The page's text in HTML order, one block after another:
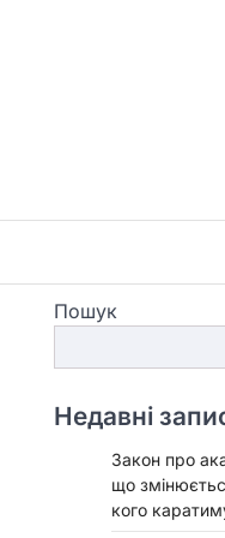
Пошук
Недавні
Закон про
що
кого